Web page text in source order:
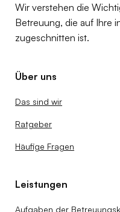
Wir verstehen die
Betreuung, die auf Ihre
zugeschnitten ist.
Über uns
Das sind wir
Ratgeber
Häufige Fragen
Leistungen
Aufgaben der